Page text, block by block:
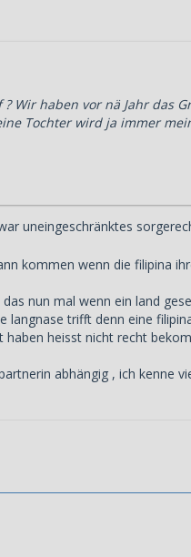
Wir haben vor nä Jahr das
Tochter wird ja immer
uneingeschränktes
kommen wenn die filipina
nun mal wenn ein land
langnase trifft denn eine
heisst nicht recht
abhängig , ich kenne